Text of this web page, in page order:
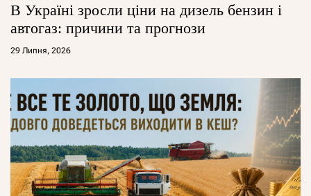
В Україні зросли ціни на дизель бензин і
автогаз: причини та прогнози
29 Липня, 2026